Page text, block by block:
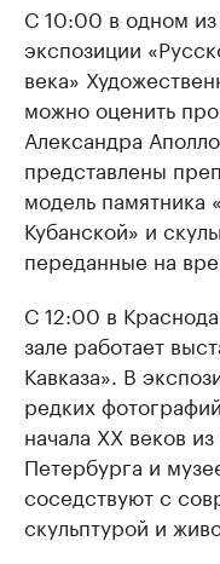
С 10:00 в одном из
экспозиции
века»
можно оценить
Александра
представлены
модель памятника
Кубанской» и
переданные на
С 12:00 в
зале работает
Кавказа». В
редких
начала XX веков
Петербурга и
соседствуют с
скульптурой и